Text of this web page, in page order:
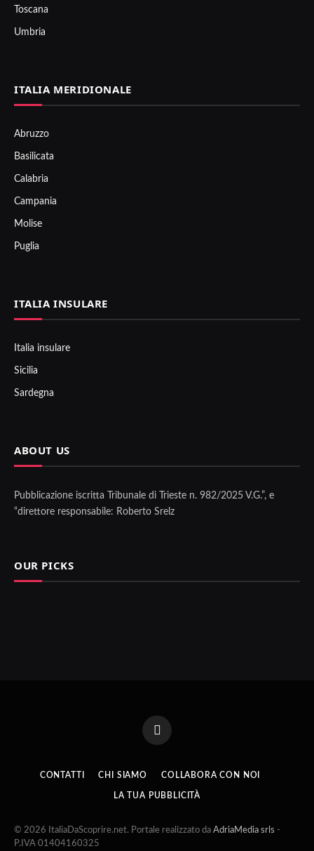
Toscana
Umbria
ITALIA MERIDIONALE
Abruzzo
Basilicata
Calabria
Campania
Molise
Puglia
ITALIA INSULARE
Italia insulare
Sicilia
Sardegna
ABOUT US
Pubblicazione iscritta Tribunale di Trieste n. 982/2025 V.G.”, e
“direttore responsabile: Roberto Srelz
OUR PICKS
Facebook
CONTATTI CHI SIAMO COLLABORA CON NOI
LA TUA PUBBLICITÀ
© 2026 ItaliaDaScoprire.net. Portale realizzato da AdriaMedia srls -
P.IVA 01404160325